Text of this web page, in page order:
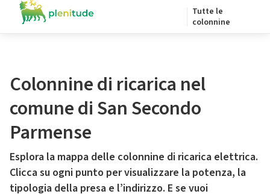
Tutte le
colonnine
Colonnine di ricarica nel
comune di San Secondo
Parmense
Esplora la mappa delle colonnine di ricarica elettrica.
Clicca su ogni punto per visualizzare la potenza, la
tipologia della presa e l’indirizzo. E se vuoi